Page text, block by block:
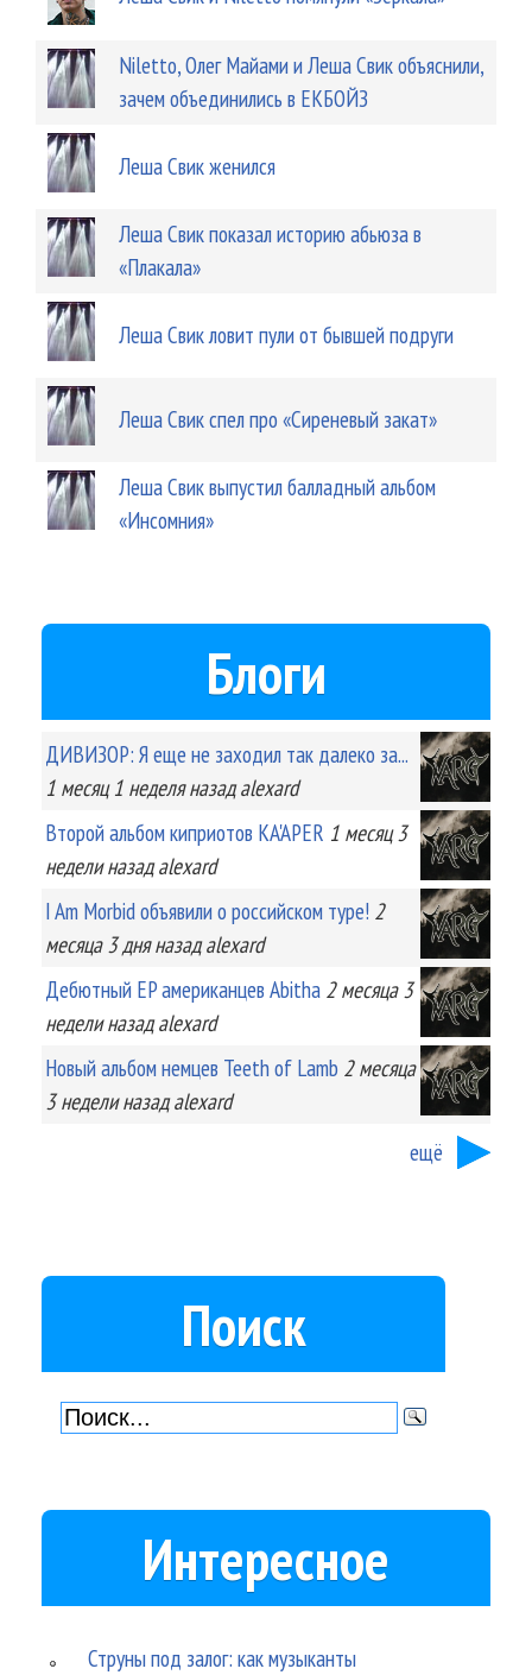
Niletto, Олег Майами и Леша Свик объяснили,
зачем объединились в ЕКБОЙЗ
Леша Свик женился
Леша Свик показал историю абьюза в
«Плакала»
Леша Свик ловит пули от бывшей подруги
Леша Свик спел про «Сиреневый закат»
Леша Свик выпустил балладный альбом
«Инсомния»
Блоги
ДИВИЗОР: Я еще не заходил так далеко за...
1 месяц 1 неделяназад alexard
Второй альбом киприотов KA'APER 1 месяц 3
неделиназад alexard
I Am Morbid объявили о российском туре! 2
месяца 3 дняназад alexard
Дебютный EP американцев Abitha 2 месяца 3
неделиназад alexard
Новый альбом немцев Teeth of Lamb 2 месяца
3 неделиназад alexard
ещё
Поиск
Интересное
Струны под залог: как музыканты